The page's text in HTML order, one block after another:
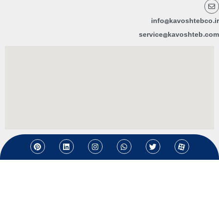
info@kavoshtebco.ir
service@kavoshteb.com